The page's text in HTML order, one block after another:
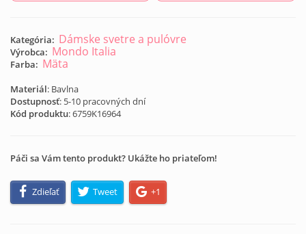
Kategória: Dámske svetre a pulóvre
Výrobca: Mondo Italia
Farba: Mäta
Materiál: Bavlna
Dostupnosť: 5-10 pracovných dní
Kód produktu:6759K16964
Páči sa Vám tento produkt? Ukážte ho priateľom!
Zdieľať Tweet +1